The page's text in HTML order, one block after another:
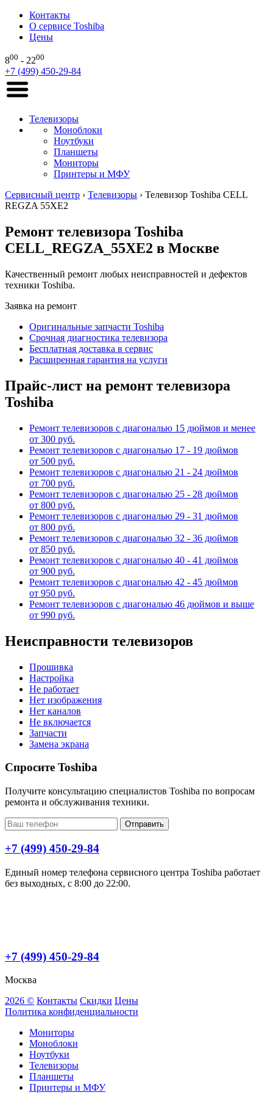
Контакты
О сервисе Toshiba
Цены
800 - 2200
+7 (499) 450-29-84
Телевизоры
Моноблоки
Ноутбуки
Планшеты
Мониторы
Принтеры и МФУ
Сервисный центр › Телевизоры › Телевизор Toshiba CELL
REGZA 55XE2
Ремонт телевизора Toshiba
CELL_REGZA_55XE2 в Москве
Качественный ремонт любых неисправностей и дефектов
техники Toshiba.
Заявка на ремонт
Оригинальные запчасти Toshiba
Срочная диагностика телевизора
Бесплатная доставка в сервис
Расширенная гарантия на услуги
Прайс-лист на ремонт телевизора
Toshiba
Ремонт телевизоров с диагональю 15 дюймов и менее
от 300 руб.
Ремонт телевизоров с диагональю 17 - 19 дюймов
от 500 руб.
Ремонт телевизоров с диагональю 21 - 24 дюймов
от 700 руб.
Ремонт телевизоров с диагональю 25 - 28 дюймов
от 800 руб.
Ремонт телевизоров с диагональю 29 - 31 дюймов
от 800 руб.
Ремонт телевизоров с диагональю 32 - 36 дюймов
от 850 руб.
Ремонт телевизоров с диагональю 40 - 41 дюймов
от 900 руб.
Ремонт телевизоров с диагональю 42 - 45 дюймов
от 950 руб.
Ремонт телевизоров с диагональю 46 дюймов и выше
от 990 руб.
Неисправности телевизоров
Прошивка
Настройка
Не работает
Нет изображения
Нет каналов
Не включается
Запчасти
Замена экрана
Спросите Toshiba
Получите консультацию специалистов Toshiba по вопросам
ремонта и обслуживания техники.
Отправить
+7 (499) 450-29-84
Единый номер телефона сервисного центра Toshiba работает
без выходных, с 8:00 до 22:00.
+7 (499) 450-29-84
Москва
2026 © Контакты Скидки Цены
Политика конфиденциальности
Мониторы
Моноблоки
Ноутбуки
Телевизоры
Планшеты
Принтеры и МФУ